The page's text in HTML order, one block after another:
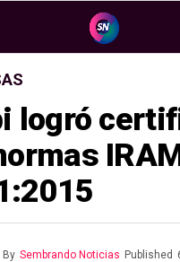
logró
By Sembrando Noticias Published